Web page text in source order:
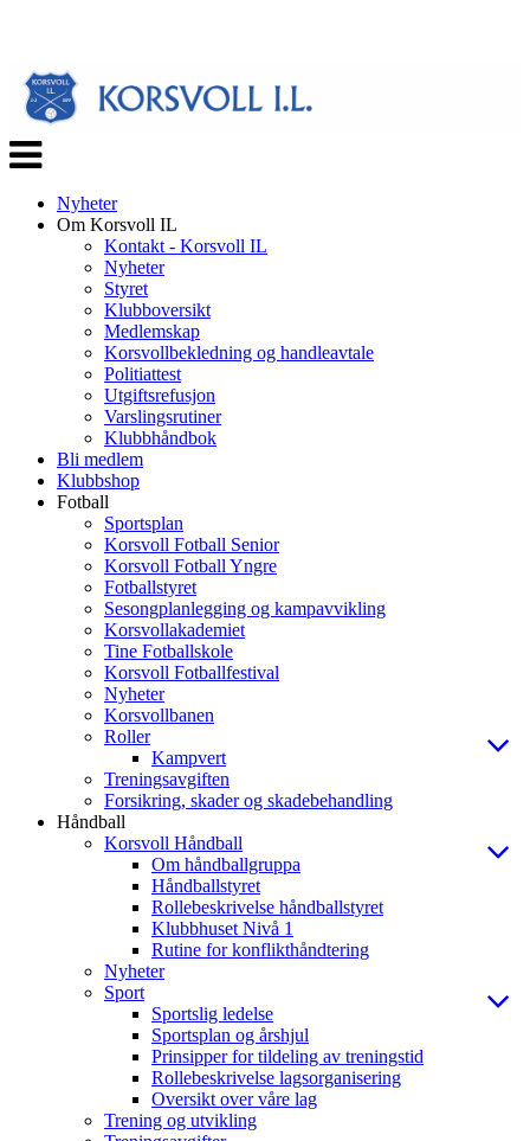
Veksle
navigasjon
Nyheter
Om Korsvoll IL
Kontakt - Korsvoll IL
Nyheter
Styret
Klubboversikt
Medlemskap
Korsvollbekledning og handleavtale
Politiattest
Utgiftsrefusjon
Varslingsrutiner
Klubbhåndbok
Bli medlem
Klubbshop
Fotball
Sportsplan
Korsvoll Fotball Senior
Korsvoll Fotball Yngre
Fotballstyret
Sesongplanlegging og kampavvikling
Korsvollakademiet
Tine Fotballskole
Korsvoll Fotballfestival
Nyheter
Korsvollbanen
Roller
Kampvert
Treningsavgiften
Forsikring, skader og skadebehandling
Håndball
Korsvoll Håndball
Om håndballgruppa
Håndballstyret
Rollebeskrivelse håndballstyret
Klubbhuset Nivå 1
Rutine for konflikthåndtering
Nyheter
Sport
Sportslig ledelse
Sportsplan og årshjul
Prinsipper for tildeling av treningstid
Rollebeskrivelse lagsorganisering
Oversikt over våre lag
Trening og utvikling